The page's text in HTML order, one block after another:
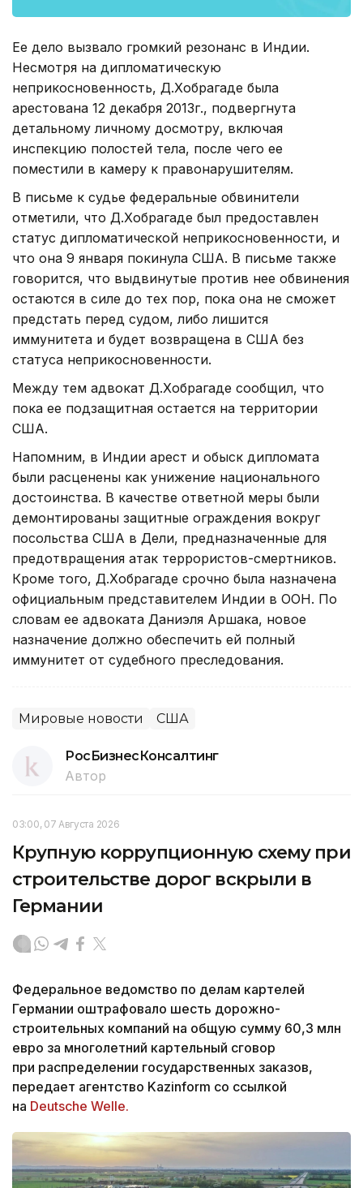
Ее дело вызвало громкий резонанс в Индии.
Несмотря на дипломатическую
неприкосновенность, Д.Хобрагаде была
арестована 12 декабря 2013г., подвергнута
детальному личному досмотру, включая
инспекцию полостей тела, после чего ее
поместили в камеру к правонарушителям.
В письме к судье федеральные обвинители
отметили, что Д.Хобрагаде был предоставлен
статус дипломатической неприкосновенности, и
что она 9 января покинула США. В письме также
говорится, что выдвинутые против нее обвинения
остаются в силе до тех пор, пока она не сможет
предстать перед судом, либо лишится
иммунитета и будет возвращена в США без
статуса неприкосновенности.
Между тем адвокат Д.Хобрагаде сообщил, что
пока ее подзащитная остается на территории
США.
Напомним, в Индии арест и обыск дипломата
были расценены как унижение национального
достоинства. В качестве ответной меры были
демонтированы защитные ограждения вокруг
посольства США в Дели, предназначенные для
предотвращения атак террористов-смертников.
Кроме того, Д.Хобрагаде срочно была назначена
официальным представителем Индии в ООН. По
словам ее адвоката Даниэля Аршака, новое
назначение должно обеспечить ей полный
иммунитет от судебного преследования.
Мировые новости США
РосБизнесКонсалтинг
Автор
03:00, 07 Августа 2026
Крупную коррупционную схему при
строительстве дорог вскрыли в
Германии
Федеральное ведомство по делам картелей
Германии оштрафовало шесть дорожно-
строительных компаний на общую сумму 60,3 млн
евро за многолетний картельный сговор
при распределении государственных заказов,
передает агентство Kazinform со ссылкой
на Deutsche Welle.